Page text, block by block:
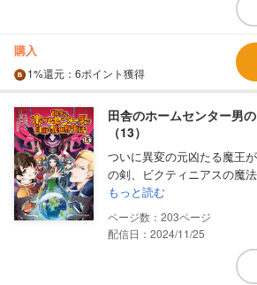
購入
1%還元 ：6ポイント獲得
田舎のホームセンター男
（13）
ついに異変の元凶たる魔王
の剣、ビクティニアスの魔
もっと読む
203
配信日：2024/11/25